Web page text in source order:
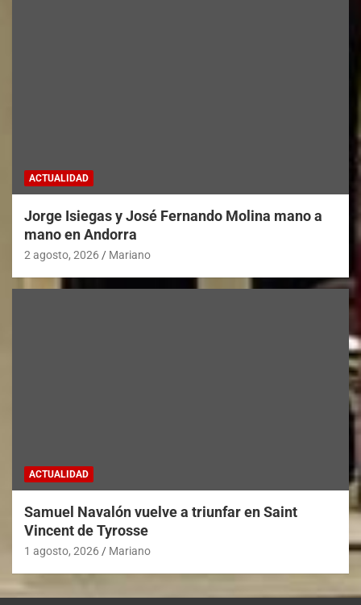
ACTUALIDAD
Jorge Isiegas y José Fernando Molina mano a
mano en Andorra
2 agosto, 2026 Mariano
ACTUALIDAD
Samuel Navalón vuelve a triunfar en Saint
Vincent de Tyrosse
1 agosto, 2026 Mariano